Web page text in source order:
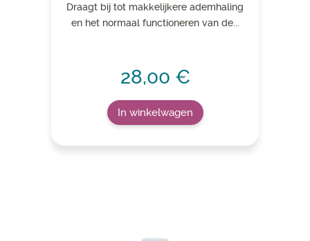
Draagt ​​bij tot makkelijkere ademhaling
en het normaal functioneren van de...
28,00 €
In winkelwagen